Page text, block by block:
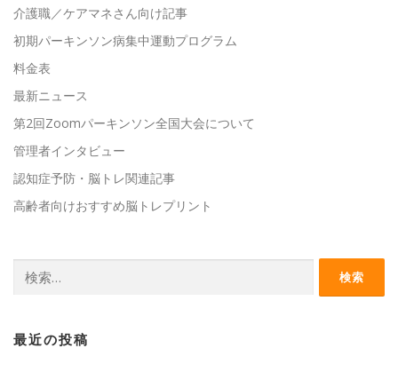
介護職／ケアマネさん向け記事
初期パーキンソン病集中運動プログラム
料金表
最新ニュース
第2回Zoomパーキンソン全国大会について
管理者インタビュー
認知症予防・脳トレ関連記事
高齢者向けおすすめ脳トレプリント
索:
最近の投稿